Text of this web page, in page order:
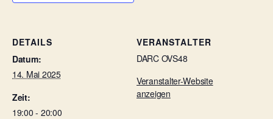
DETAILS
Datum:
14. Mai 2025
Zeit:
19:00 - 20:00
VERANSTALTER
DARC OVS48
Veranstalter-Website
anzeigen